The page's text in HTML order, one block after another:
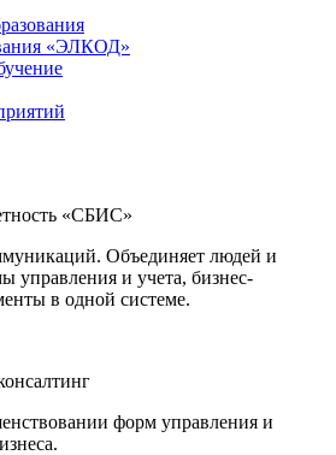
«ЭЛКОД»
«СБИС»
Объединяет людей и
управления и учета, бизнес-
в одной системе.
форм управления и